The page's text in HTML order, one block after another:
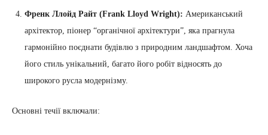
Френк Ллойд Райт (Frank Lloyd Wright): Американський
архітектор, піонер “органічної архітектури”, яка прагнула
гармонійно поєднати будівлю з природним ландшафтом. Хоча
його стиль унікальний, багато його робіт відносять до
широкого русла модернізму.
Основні течії включали: